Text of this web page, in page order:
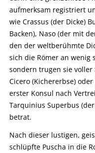
aufmerksam registriert
wie Crassus (der Dicke)
Backen), Naso (der mit
den der weltberühmte
sich die Römer an wenig
sondern trugen sie
Cicero (Kichererbse)
erster Konsul nach
Tarquinius Superbus
betrat.
Nach dieser lustigen,
schlüpfte Puscha in die